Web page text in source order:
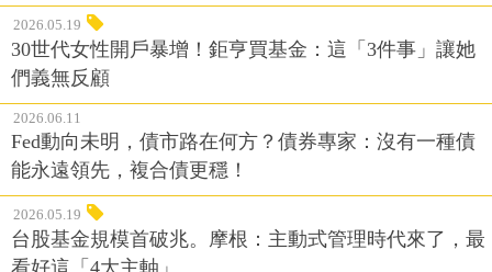
2026.05.19
30世代女性開戶暴增！鉅亨買基金：這「3件事」讓她
們義無反顧
2026.06.11
Fed動向未明，債市路在何方？債券專家：沒有一種債
能永遠領先，複合債更穩！
2026.05.19
台股基金規模首破兆。摩根：主動式管理時代來了，最
看好這「4大主軸」